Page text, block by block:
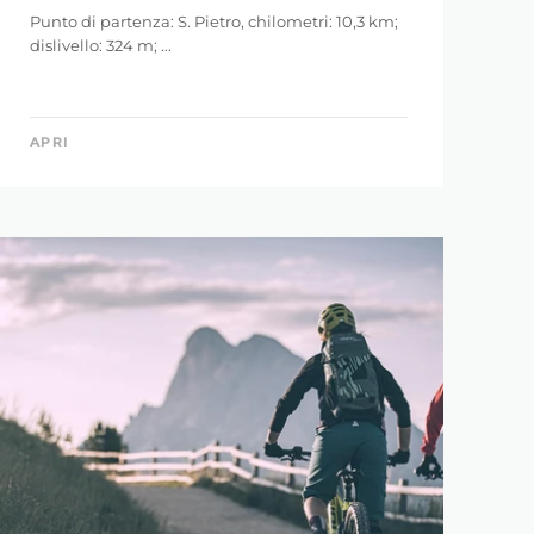
Punto di partenza: S. Pietro, chilometri: 10,3 km;
dislivello: 324 m; ...
APRI